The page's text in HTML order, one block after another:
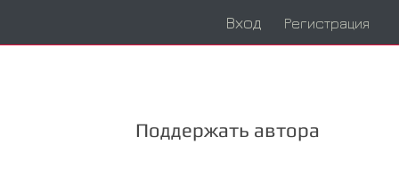
Вход Регистрация
Поддержать автора